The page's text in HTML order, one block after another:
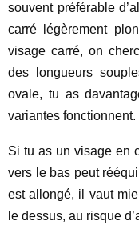
souvent préférable
carré légèrement
visage carré, on
des longueurs
ovale, tu as
variantes fonctionnent.
Si tu as un visage en
vers le bas peut
est allongé, il vaut
le dessus, au risque